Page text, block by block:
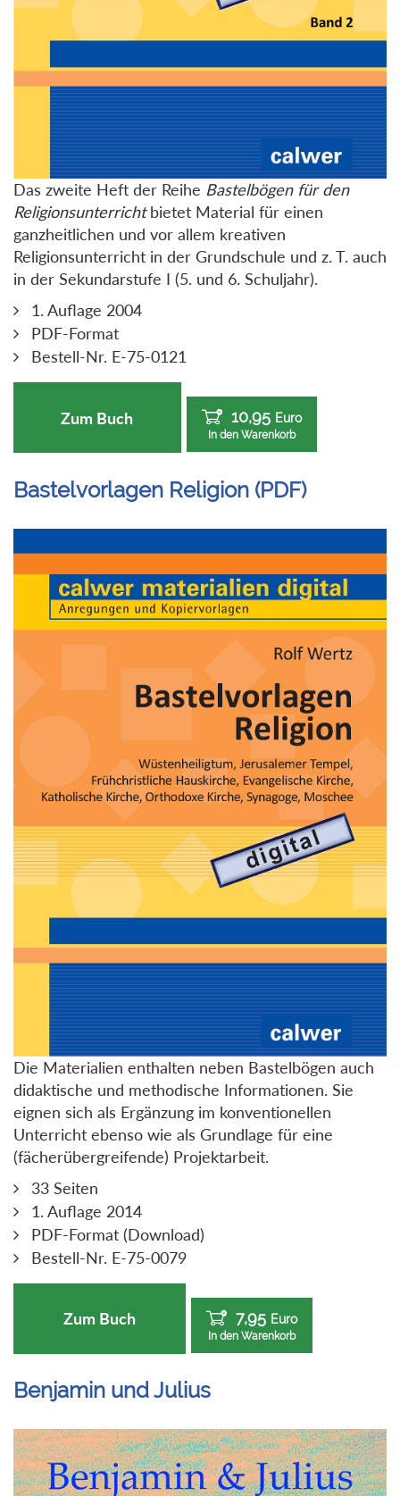
Das zweite Heft der Reihe Bastelbögen für den
Religionsunterrichtbietet Material für einen
ganzheitlichen und vor allem kreativen
Religionsunterricht in der Grundschule und z. T. auch
in der Sekundarstufe I (5. und 6. Schuljahr).
1. Auflage 2004
PDF-Format
Bestell-Nr. E-75-0121
Zum Buch 10,95 Euro
In den Warenkorb
Bastelvorlagen Religion (PDF)
Die Materialien enthalten neben Bastelbögen auch
didaktische und methodische Informationen. Sie
eignen sich als Ergänzung im konventionellen
Unterricht ebenso wie als Grundlage für eine
(fächerübergreifende) Projektarbeit.
33 Seiten
1. Auflage 2014
PDF-Format (Download)
Bestell-Nr. E-75-0079
Zum Buch 7,95 Euro
In den Warenkorb
Benjamin und Julius